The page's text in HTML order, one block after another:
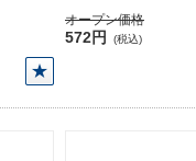
オープン価格
572円 (税込)